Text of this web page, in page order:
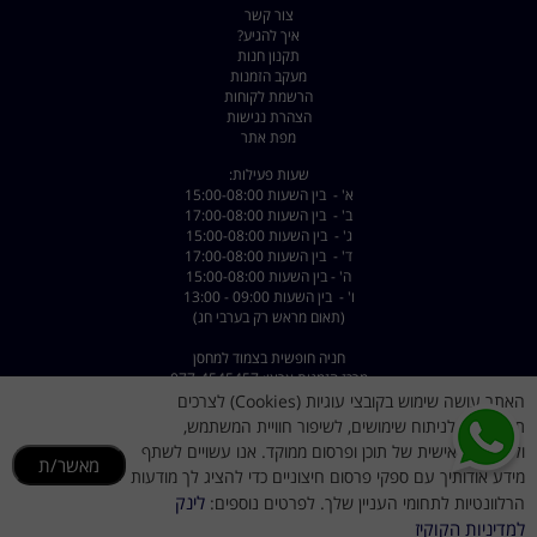
צור קשר
איך להגיע?
תקנון חנות
מעקב הזמנות
הרשמת לקוחות
הצהרת נגישות
מפת אתר
שעות פעילות:
א' - בין השעות 15:00-08:00
ב' - בין השעות 17:00-08:00
ג' - בין השעות 15:00-08:00
ד' - בין השעות 17:00-08:00
ה' - בין השעות 15:00-08:00
ו' - בין השעות 09:00 - 13:00
(תאום מראש רק בערבי חג)
חניה חופשית בצמוד למחסן
מרכז הזמנות ארצי: 077-4545457
שירות לקוחות: 072-2222375
יעוץ אישי עד 23:00: 050-9911155
כתובת: רחוב השילוח 8 פתח תקווה - קרית מטלון
דוא"ל :dorsport@walla.com
מייל שירות לקוחותdorsportsr@gmail.com
האתר עושה שימוש בקובצי עוגיות (Cookies) לצרכים
תפעוליים, לניתוח שימושים, לשיפור חוויית המשתמש,
ולהתאמה אישית של תוכן ופרסום ממוקד. אנו עשויים לשתף
מידע אודותיך עם ספקי פרסום חיצוניים כדי להציג לך מודעות
הרלוונטיות לתחומי העניין שלך. לפרטים נוספים: לינק
למדיניות הקוקיז
מאשר/ת